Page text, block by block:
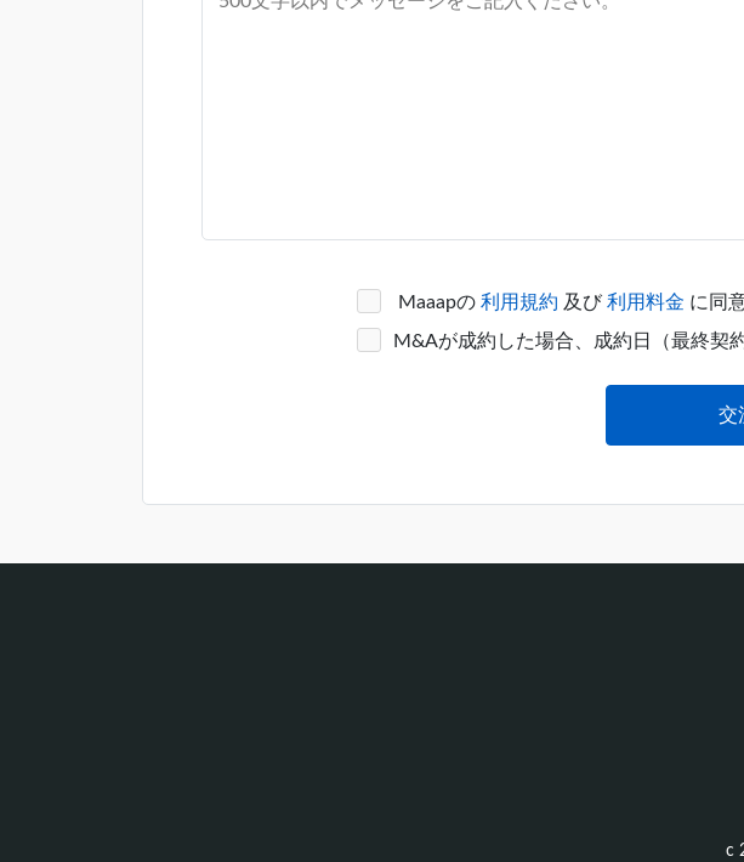
Maaapの利用規約 及び利用料金 に同
M&Aが成約した場合、成約日（最終契
交
c